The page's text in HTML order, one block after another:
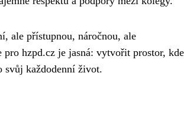
ale přístupnou, náročnou, ale
hzpd.cz je jasná: vytvořit prostor, kde
svůj každodenní život.